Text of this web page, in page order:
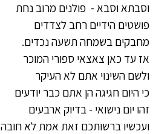
וסבתא וסבא -  פולנים מרוב נחת
פושטים הידיים רחב לצדדים
מחבקים בשמחה תשעה נכדים.
אז עד כאן צאצאי ספורי המוכר
ולשם השינוי אתם לא העיקר
כי היום חגיגה הן אתם כבר יודעים
זהו יום נישואי - בדיוק ארבעים
ועכשיו ברשותכם זאת אמת לא חובה